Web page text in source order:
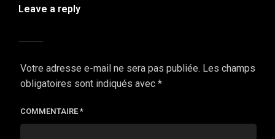
Leave a reply
Votre adresse e-mail ne sera pas publiée. Les champs
obligatoires sont indiqués avec *
COMMENTAIRE *